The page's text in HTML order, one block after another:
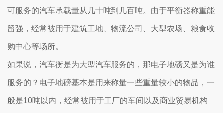
可服务的汽车承载量从几十吨到几百吨。由于平衡器称重能
留强，经常被用于建筑工地、物流公司、大型农场、粮食收
购中心等场所。
如果说，汽车衡是为大型汽车服务的，那电子地磅又是为谁
服务的？电子地磅基本是用来称量一些重量较小的物品，一
般是10吨以内，经常被用于工厂的车间以及商业贸易机构